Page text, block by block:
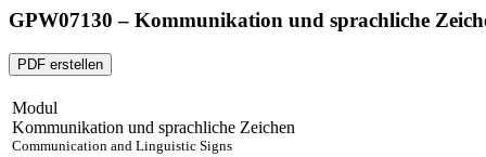
GPW07130 – Kommunikation und sprachliche
PDF erstellen
Modul
Kommunikation und sprachliche Zeichen
Communication and Linguistic Signs